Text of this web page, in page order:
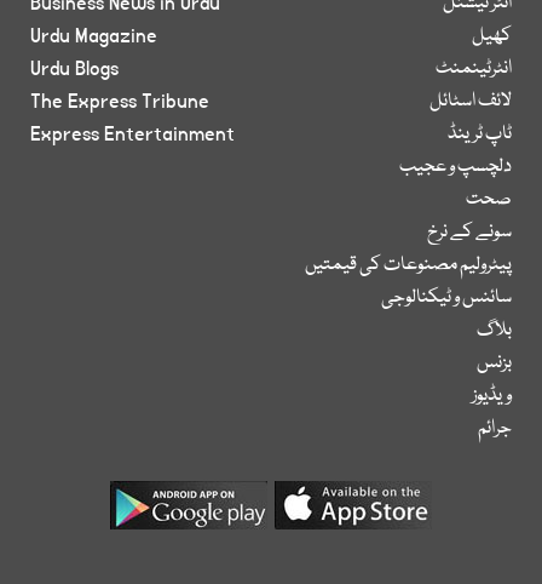
کھیل
انٹرٹینمنٹ
لائف اسٹائل
ٹاپ ٹرینڈ
دلچسپ و عجیب
صحت
سونے کے نرخ
پیٹرولیم مصنوعات کی قیمتیں
سائنس و ٹیکنالوجی
بلاگ
بزنس
ویڈیوز
جرائم
Urdu Magazine
Urdu Blogs
The Express Tribune
Express Entertainment